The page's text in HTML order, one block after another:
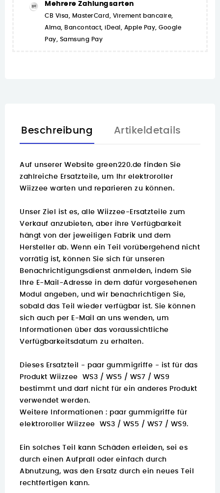
Mehrere Zahlungsarten
CB Visa, MasterCard, Virement bancaire,
Alma, Bancontact, iDeal, Apple Pay, Google
Pay, Samsung Pay
Beschreibung Artikeldetails
Auf unserer Website green220.de finden Sie
zahlreiche Ersatzteile, um Ihr elektroroller
Wiizzee warten und reparieren zu können.
Unser Ziel ist es, alle Wiizzee-Ersatzteile zum
Verkauf anzubieten, aber ihre Verfügbarkeit
hängt von der jeweiligen Fabrik und dem
Hersteller ab. Wenn ein Teil vorübergehend nicht
vorrätig ist, können Sie sich für unseren
Benachrichtigungsdienst anmelden, indem Sie
Ihre E-Mail-Adresse in dem dafür vorgesehenen
Modul angeben, und wir benachrichtigen Sie,
sobald das Teil wieder verfügbar ist. Sie können
sich auch per E-Mail an uns wenden, um
Informationen über das voraussichtliche
Verfügbarkeitsdatum zu erhalten.
Dieses Ersatzteil - paar gummigriffe - ist für das
Produkt Wiizzee WS3 / WS5 / WS7 / WS9
bestimmt und darf nicht für ein anderes Produkt
verwendet werden.
Weitere Informationen : paar gummigriffe für
elektroroller Wiizzee WS3 / WS5 / WS7 / WS9.
Ein solches Teil kann Schäden erleiden, sei es
durch einen Aufprall oder einfach durch
Abnutzung, was den Ersatz durch ein neues Teil
rechtfertigen kann.